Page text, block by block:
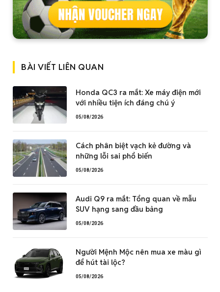
BÀI VIẾT LIÊN QUAN
Honda QC3 ra mắt: Xe máy điện mới
với nhiều tiện ích đáng chú ý
05/08/2026
Cách phân biệt vạch kẻ đường và
những lỗi sai phổ biến
05/08/2026
Audi Q9 ra mắt: Tổng quan về mẫu
SUV hạng sang đầu bảng
05/08/2026
Người Mệnh Mộc nên mua xe màu gì
để hút tài lộc?
05/08/2026